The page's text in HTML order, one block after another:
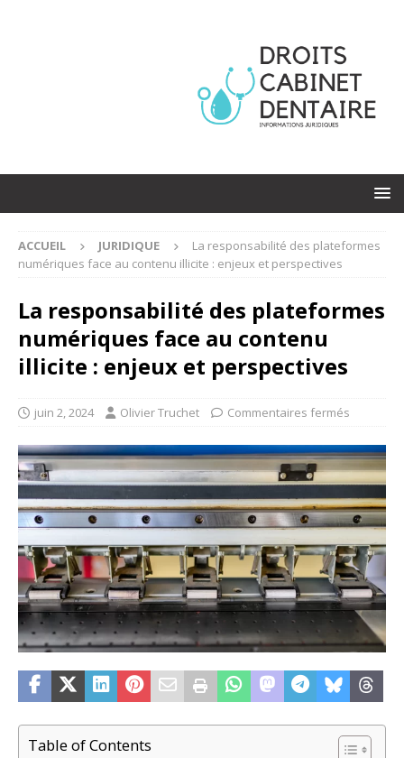
ACCUEIL JURIDIQUE
La responsabilité des plateformes
numériques face au contenu illicite : enjeux et perspectives
La responsabilité des plateformes
numériques face au contenu
illicite : enjeux et perspectives
juin 2, 2024 Olivier Truchet Commentaires fermés
Table of Contents